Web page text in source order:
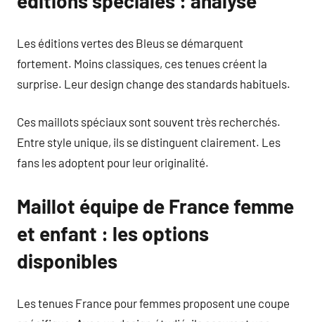
Les éditions vertes des Bleus se démarquent
fortement. Moins classiques, ces tenues créent la
surprise. Leur design change des standards habituels.
Ces maillots spéciaux sont souvent très recherchés.
Entre style unique, ils se distinguent clairement. Les
fans les adoptent pour leur originalité.
Maillot équipe de France femme
et enfant : les options
disponibles
Les tenues France pour femmes proposent une coupe